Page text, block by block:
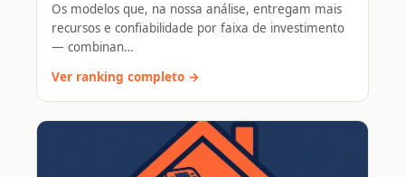
Os modelos que, na nossa análise, entregam mais
recursos e confiabilidade por faixa de investimento
— combinan…
Ver ranking completo →